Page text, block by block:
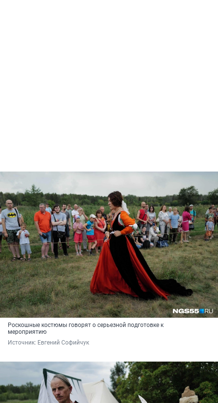
Роскошные костюмы говорят о серьезной подготовке к
мероприятию
Источник: Евгений Софийчук